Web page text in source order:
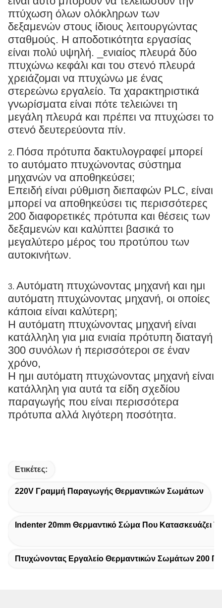
πτύχωση όλων ολόκληρων των
δεξαμενών στους ίδιους λειτουργώντας
σταθμούς. Η αποδοτικότητα εργασίας
είναι πολύ υψηλή. _ενιαίος πλευρά δύο
πτυχώνω κεφάλι και του στενό πλευρά
χρειάζομαι να πτυχώνω με ένας
στερεώνω εργαλείο. Τα χαρακτηριστικά
γνωρίσματα είναι πότε τελειώνει τη
μεγάλη πλευρά και πρέπει να πτυχώσει το
στενό δευτερεύοντα πίν.
2. Πόσα πρότυπα δακτυλογραφεί μπορεί
το αυτόματο πτυχώνοντας σύστημα
μηχανών να αποθηκεύσει;
Επειδή είναι ρύθμιση διεπαφών PLC, είναι
μπορεί να αποθηκεύσει τις περισσότερες
200 διαφορετικές πρότυπα και θέσεις των
δεξαμενών και καλύπτει βασικά το
μεγαλύτερο μέρος του προτύπου των
αυτοκινήτων.
3. Αυτόματη πτυχώνοντας μηχανή και ημι
αυτόματη πτυχώνοντας μηχανή, οι οποίες
κάποια είναι καλύτερη;
Η αυτόματη πτυχώνοντας μηχανή είναι
κατάλληλη για μια ενιαία πρότυπη διαταγή
300 συνόλων ή περισσότεροι σε έναν
χρόνο,
Η ημι αυτόματη πτυχώνοντας μηχανή είναι
κατάλληλη για αυτά τα είδη σχεδίου
παραγωγής που είναι περισσότερα
πρότυπα αλλά λιγότερη ποσότητα.
Ετικέτες:
220V Γραμμή Παραγωγής Θερμαντικών Σωμάτων
Indenter 20mm Θερμαντικό Σώμα Που Κατασκευάζει
Πτυχώνοντας Εργαλείο Θερμαντικών Σωμάτων 200